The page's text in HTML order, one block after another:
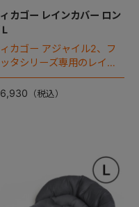
カゴー レインカバー ロン
L
カゴー アジャイル2、フ
タシリーズ専用のレイン
ー。雨の日のお出かけも
。
6,930